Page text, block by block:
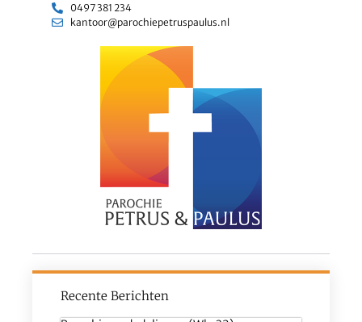
0497 381 234
kantoor@parochiepetruspaulus.nl
Recente Berichten